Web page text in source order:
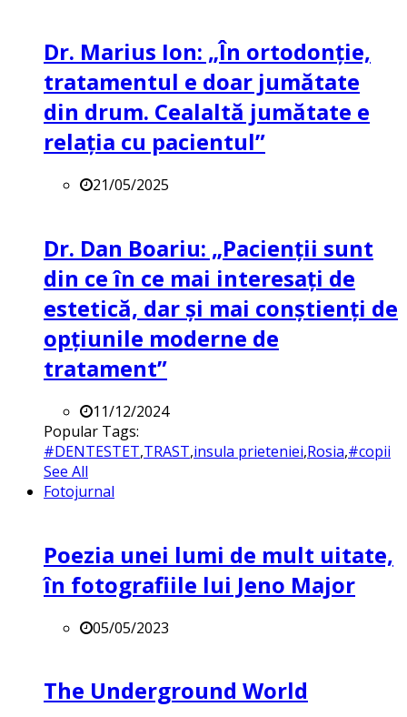
Dr. Marius Ion: „În ortodonție,
tratamentul e doar jumătate
din drum. Cealaltă jumătate e
relația cu pacientul”
21/05/2025
Dr. Dan Boariu: „Pacienții sunt
din ce în ce mai interesați de
estetică, dar și mai conștienți de
opțiunile moderne de
tratament”
11/12/2024
Popular Tags:
#DENTESTET,TRAST,insula prieteniei,Rosia,#copii
See All
Fotojurnal
Poezia unei lumi de mult uitate,
în fotografiile lui Jeno Major
05/05/2023
The Underground World